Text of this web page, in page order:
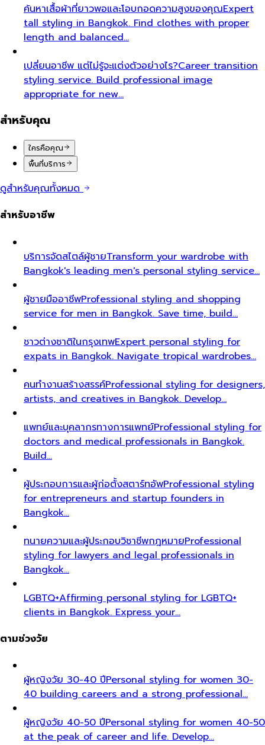
ค้นหาเสื้อผ้าที่ยาวพอและโอบกอดความสูงของคุณExpert
tall styling in Bangkok. Find clothes with proper
length and balanced…
เปลี่ยนอาชีพ แต่ไม่รู้จะแต่งตัวอย่างไร?Career transition
styling service. Build professional image
appropriate for new…
สำหรับคุณ
ใครคือคุณ
พื้นที่บริการ
ดูสำหรับคุณทั้งหมด
สำหรับอาชีพ
บริการจัดสไตล์ผู้ชายTransform your wardrobe with
Bangkok's leading men's personal styling service…
ผู้ชายมืออาชีพProfessional styling and shopping
service for men in Bangkok. Save time, build…
ชาวต่างชาติในกรุงเทพExpert personal styling for
expats in Bangkok. Navigate tropical wardrobes…
คนทำงานสร้างสรรค์Professional styling for designers,
artists, and creatives in Bangkok. Develop…
แพทย์และบุคลากรทางการแพทย์Professional styling for
doctors and medical professionals in Bangkok.
Build…
ผู้ประกอบการและผู้ก่อตั้งสตาร์ทอัพProfessional styling
for entrepreneurs and startup founders in
Bangkok…
ทนายความและผู้ประกอบวิชาชีพกฎหมายProfessional
styling for lawyers and legal professionals in
Bangkok…
LGBTQ+Affirming personal styling for LGBTQ+
clients in Bangkok. Express your…
ตามช่วงวัย
ผู้หญิงวัย 30-40 ปีPersonal styling for women 30-
40 building careers and a strong professional…
ผู้หญิงวัย 40-50 ปีPersonal styling for women 40-50
at the peak of career and life. Develop…